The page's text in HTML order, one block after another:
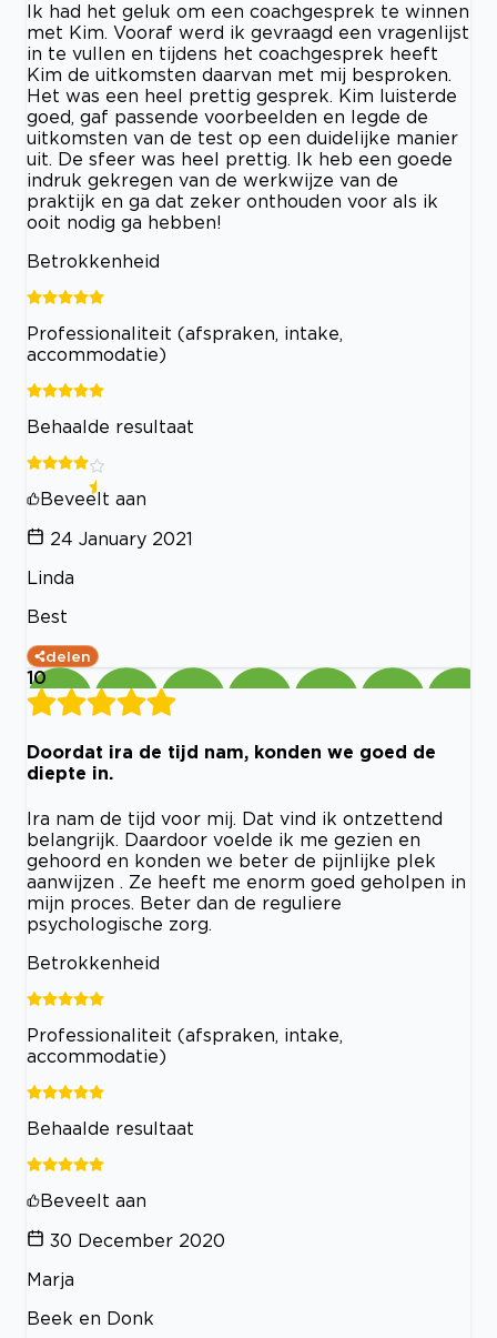
Ik had het geluk om een coachgesprek te winnen
met Kim. Vooraf werd ik gevraagd een vragenlijst
in te vullen en tijdens het coachgesprek heeft
Kim de uitkomsten daarvan met mij besproken.
Het was een heel prettig gesprek. Kim luisterde
goed, gaf passende voorbeelden en legde de
uitkomsten van de test op een duidelijke manier
uit. De sfeer was heel prettig. Ik heb een goede
indruk gekregen van de werkwijze van de
praktijk en ga dat zeker onthouden voor als ik
ooit nodig ga hebben!
Betrokkenheid
Professionaliteit (afspraken, intake,
accommodatie)
Behaalde resultaat
Beveelt aan
24 January 2021
Linda
Best
delen
10
Doordat ira de tijd nam, konden we goed de
diepte in.
Ira nam de tijd voor mij. Dat vind ik ontzettend
belangrijk. Daardoor voelde ik me gezien en
gehoord en konden we beter de pijnlijke plek
aanwijzen . Ze heeft me enorm goed geholpen in
mijn proces. Beter dan de reguliere
psychologische zorg.
Betrokkenheid
Professionaliteit (afspraken, intake,
accommodatie)
Behaalde resultaat
Beveelt aan
30 December 2020
Marja
Beek en Donk